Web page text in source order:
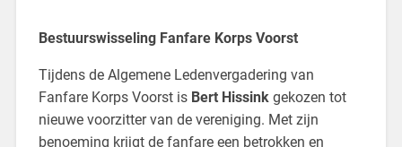
Bestuurswisseling Fanfare Korps Voorst
Tijdens de Algemene Ledenvergadering van
Fanfare Korps Voorst is Bert Hissink gekozen tot
nieuwe voorzitter van de vereniging. Met zijn
benoeming krijgt de fanfare een betrokken en